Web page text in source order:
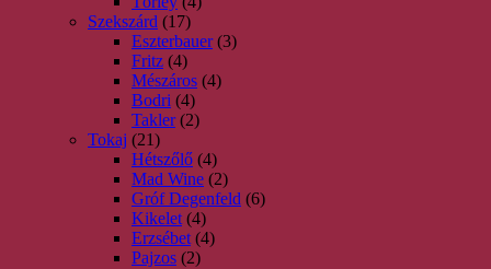
Szekszárd (17)
Eszterbauer (3)
Fritz (4)
Mészáros (4)
Bodri (4)
Takler (2)
Tokaj (21)
Hétszőlő (4)
Mad Wine (2)
Gróf Degenfeld (6)
Kikelet (4)
Erzsébet (4)
Pajzos (2)